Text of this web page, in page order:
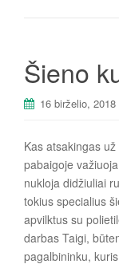
Šieno
16 birželio, 2018
Kas atsakingas
pabaigoje
nukloja didžiuliai
tokius specialius
apvilktus su
darbas Taigi,
pagalbininku,